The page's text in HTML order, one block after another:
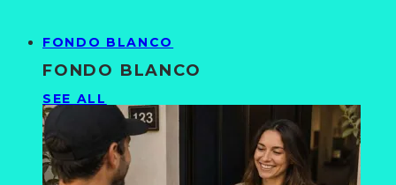
FONDO BLANCO
FONDO BLANCO
SEE ALL